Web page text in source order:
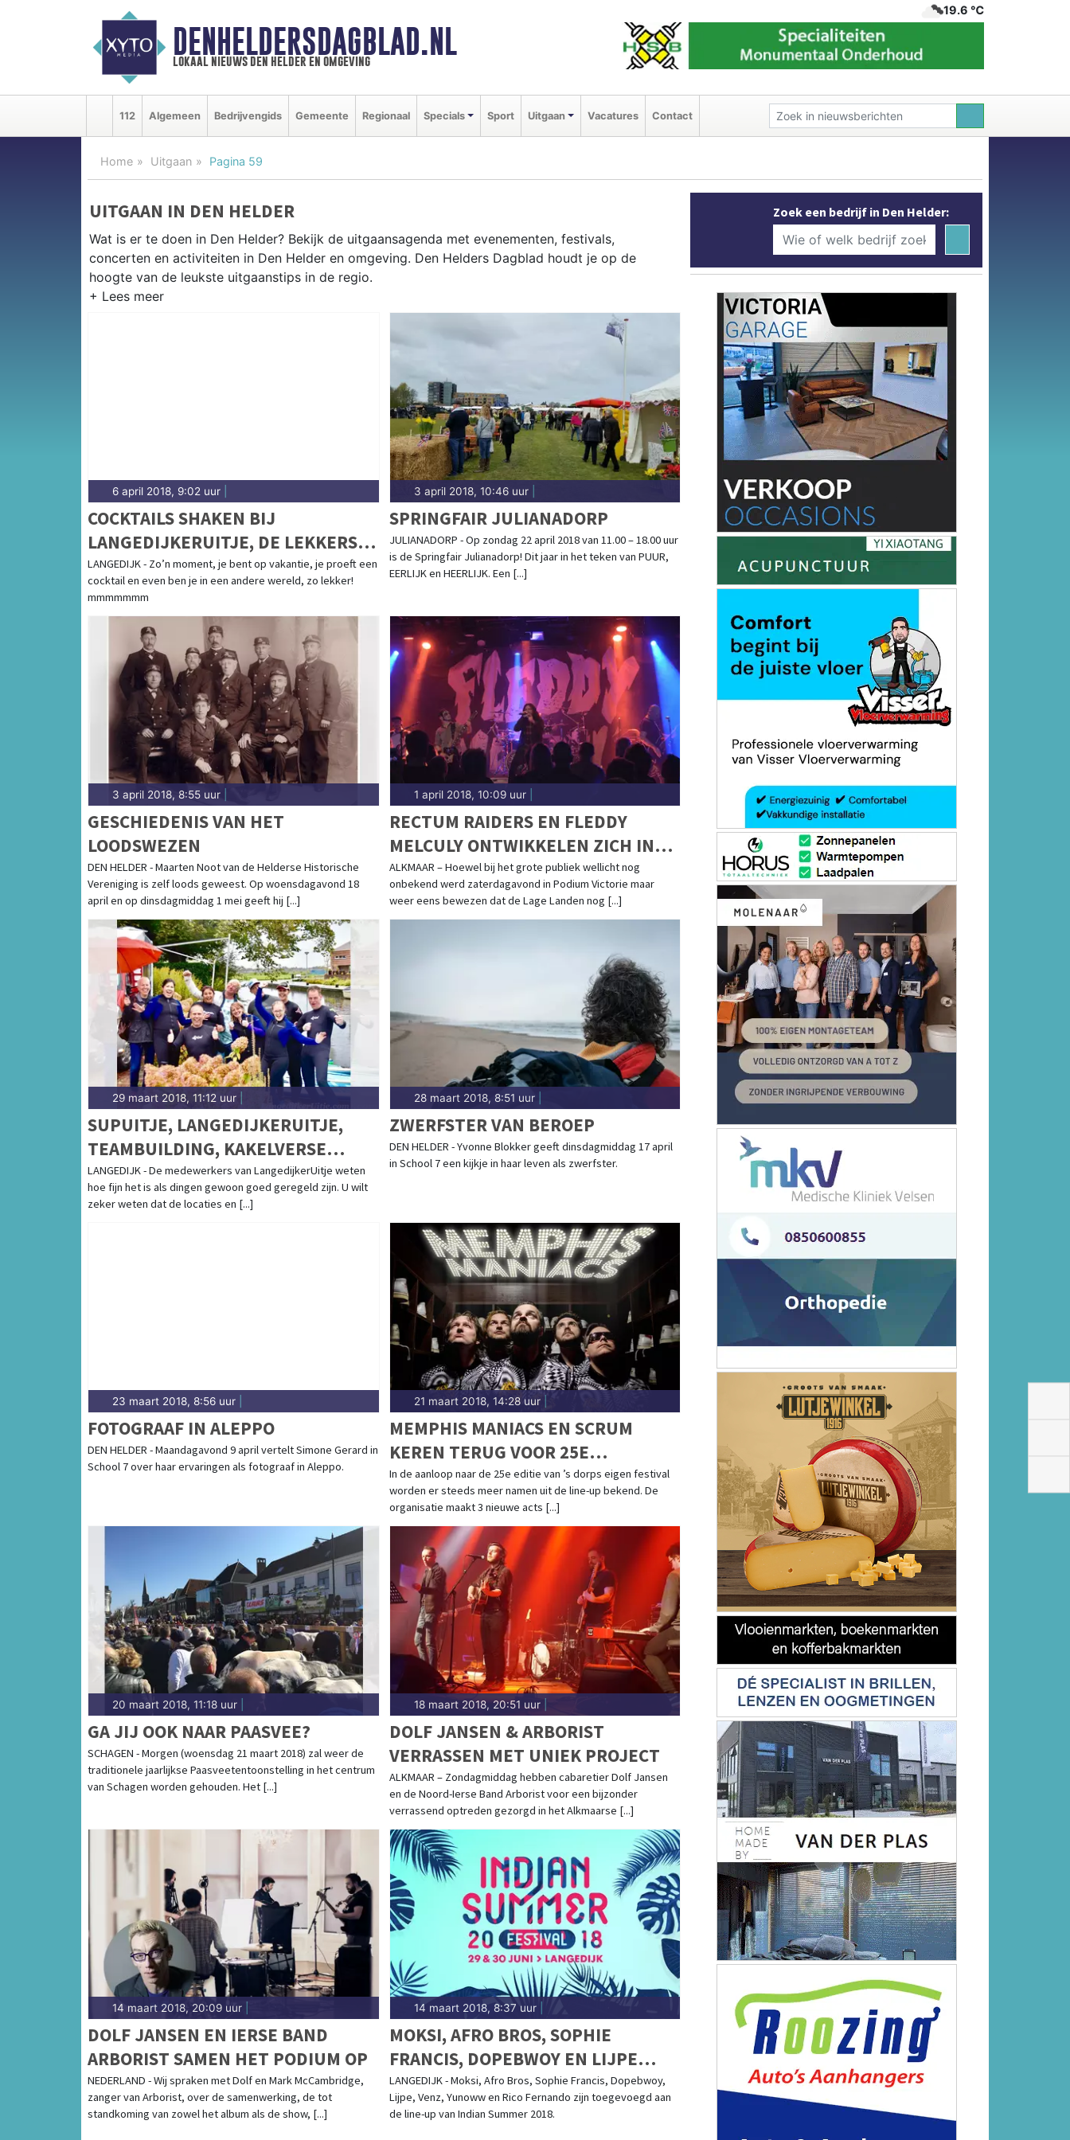
DENHELDERSDAGBLAD.NL
lokaal nieuws den helder en omgeving
19.6 ℃
112 Algemeen Bedrijvengids Gemeente Regionaal Specials Sport Uitgaan Vacatures Contact
Home Uitgaan Pagina 59
UITGAAN IN DEN HELDER
Wat is er te doen in Den Helder? Bekijk de uitgaansagenda met evenementen, festivals,
concerten en activiteiten in Den Helder en omgeving. Den Helders Dagblad houdt je op de
hoogte van de leukste uitgaanstips in de regio.
Van markten en culturele evenementen tot muziekfestivals en culinaire events - ontdek het
6 april 2018, 9:02 uur
COCKTAILS SHAKEN BIJ
LANGEDIJKERUITJE, DE LEKKERSTE
EN LEUKSTE WORKSHOPS.
LANGEDIJK - Zo’n moment, je bent op vakantie, je proeft een
cocktail en even ben je in een andere wereld, zo lekker!
mmmmmmm
3 april 2018, 10:46 uur|
SPRINGFAIR JULIANADORP
JULIANADORP - Op zondag 22 april 2018 van 11.00 – 18.00 uur
is de Springfair Julianadorp! Dit jaar in het teken van PUUR,
EERLIJK en HEERLIJK. Een [...]
3 april 2018, 8:55 uur
GESCHIEDENIS VAN HET
LOODSWEZEN
DEN HELDER - Maarten Noot van de Helderse Historische
Vereniging is zelf loods geweest. Op woensdagavond 18
april en op dinsdagmiddag 1 mei geeft hij [...]
1 april 2018, 10:09 uur|
RECTUM RAIDERS EN FLEDDY
MELCULY ONTWIKKELEN ZICH IN
RAP TEMPO
ALKMAAR – Hoewel bij het grote publiek wellicht nog
onbekend werd zaterdagavond in Podium Victorie maar
weer eens bewezen dat de Lage Landen nog [...]
29 maart 2018, 11:12 uur
SUPUITJE, LANGEDIJKERUITJE,
TEAMBUILDING, KAKELVERSE
LUNCH, SMOOTHIE BIJ
LANGEDIJKERUITJE
LANGEDIJK - De medewerkers van LangedijkerUitje weten
hoe fijn het is als dingen gewoon goed geregeld zijn. U wilt
zeker weten dat de locaties en [...]
28 maart 2018, 8:51 uur|
ZWERFSTER VAN BEROEP
DEN HELDER - Yvonne Blokker geeft dinsdagmiddag 17 april
in School 7 een kijkje in haar leven als zwerfster.
23 maart 2018, 8:56 uur
FOTOGRAAF IN ALEPPO
DEN HELDER - Maandagavond 9 april vertelt Simone Gerard in
School 7 over haar ervaringen als fotograaf in Aleppo.
21 maart 2018, 14:28 uur|
MEMPHIS MANIACS EN SCRUM
KEREN TERUG VOOR 25E
JULIANAPOP
In de aanloop naar de 25e editie van ’s dorps eigen festival
worden er steeds meer namen uit de line-up bekend. De
organisatie maakt 3 nieuwe acts [...]
20 maart 2018, 11:18 uur
GA JIJ OOK NAAR PAASVEE?
SCHAGEN - Morgen (woensdag 21 maart 2018) zal weer de
traditionele jaarlijkse Paasveetentoonstelling in het centrum
van Schagen worden gehouden. Het [...]
18 maart 2018, 20:51 uur|
DOLF JANSEN & ARBORIST
VERRASSEN MET UNIEK PROJECT
ALKMAAR – Zondagmiddag hebben cabaretier Dolf Jansen
en de Noord-Ierse Band Arborist voor een bijzonder
verrassend optreden gezorgd in het Alkmaarse [...]
14 maart 2018, 20:09 uur
DOLF JANSEN EN IERSE BAND
ARBORIST SAMEN HET PODIUM OP
NEDERLAND - Wij spraken met Dolf en Mark McCambridge,
zanger van Arborist, over de samenwerking, de tot
standkoming van zowel het album als de show, [...]
14 maart 2018, 8:37 uur|
MOKSI, AFRO BROS, SOPHIE
FRANCIS, DOPEBWOY EN LIJPE
NAAR INDIAN SUMMER FESTIVAL
2018
LANGEDIJK - Moksi, Afro Bros, Sophie Francis, Dopebwoy,
Lijpe, Venz, Yunoww en Rico Fernando zijn toegevoegd aan
de line-up van Indian Summer 2018.
Zoek een bedrijf in Den Helder: